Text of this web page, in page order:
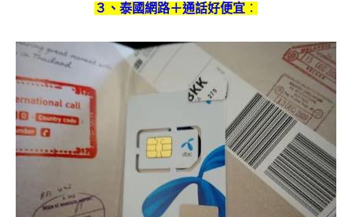
３、泰國網路＋通話好便宜 ：